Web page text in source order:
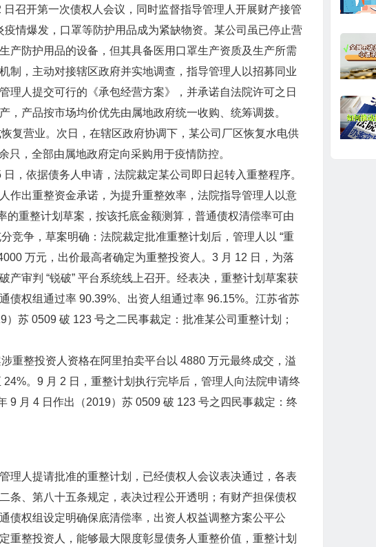
召开第一次债权人会议，同时监督指导管理人开展财产接管
情爆发，口罩等防护用品成为紧缺物资。某公司虽已停止营
产防护用品的设备，但其具备医用口罩生产资质及生产所需
制，主动对接辖区政府并实地调查，指导管理人以招募同业
理人提交可行的《承包经营方案》，并承诺自法院许可之日
产品按市场均价优先由属地政府统一收购、统筹调拨。
复营业。次日，在辖区政府协调下，某公司厂区恢复水电供
只，全部由属地政府定向采购用于疫情防控。
，依据债务人申请，法院裁定某公司即日起转入重整程序。
作出重整资金承诺，为提升重整效率，法院指导管理人以意
重整计划草案，按该托底金额测算，普通债权清偿率可由
竞争，草案明确：法院裁定批准重整计划后，管理人以 “重
万元，出价最高者确定为重整投资人。3 月 12 日，为落
审判 “锐破” 平台系统线上召开。经表决，重整计划草案获
债权组通过率 90.39%、出资人组通过率 96.15%。江苏省苏
苏 0509 破 123 号之二民事裁定：批准某公司重整计划；
重整投资人资格在阿里拍卖平台以 4880 万元最终成交，溢
。9 月 2 日，重整计划执行完毕后，管理人向法院申请终
9 月 4 日作出（2019）苏 0509 破 123 号之四民事裁定：终
理人提请批准的重整计划，已经债权人会议表决通过，各表
条、第八十五条规定，表决过程公开透明；有财产担保债权
债权组设定明确保底清偿率，出资人权益调整方案公平公
重整投资人，能够最大限度彰显债务人重整价值，重整计划